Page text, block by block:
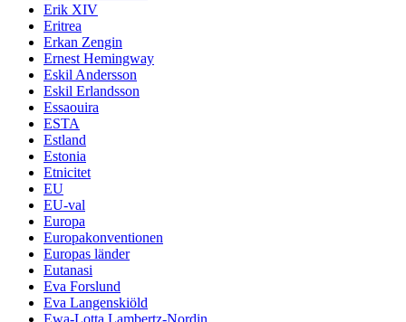
Erik XIV
Eritrea
Erkan Zengin
Ernest Hemingway
Eskil Andersson
Eskil Erlandsson
Essaouira
ESTA
Estland
Estonia
Etnicitet
EU
EU-val
Europa
Europakonventionen
Europas länder
Eutanasi
Eva Forslund
Eva Langenskiöld
Ewa-Lotta Lambertz-Nordin